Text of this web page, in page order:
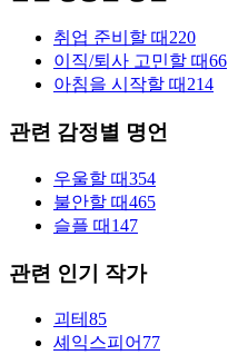
취업 준비할 때 220
이직/퇴사 고민할 때66
아침을 시작할 때 214
관련 감정별 명언
우울할 때354
불안할 때465
슬플 때 147
관련 인기 작가
괴테 85
셰익스피어 77